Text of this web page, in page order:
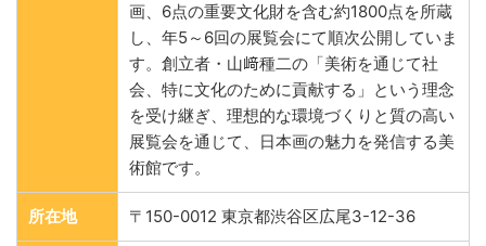
画、6点の重要文化財を含む約1800点を所蔵
し、年5～6回の展覧会にて順次公開していま
す。創立者・山﨑種二の「美術を通じて社
会、特に文化のために貢献する」という理念
を受け継ぎ、理想的な環境づくりと質の高い
展覧会を通じて、日本画の魅力を発信する美
術館です。
所在地 〒150-0012 東京都渋谷区広尾3-12-36